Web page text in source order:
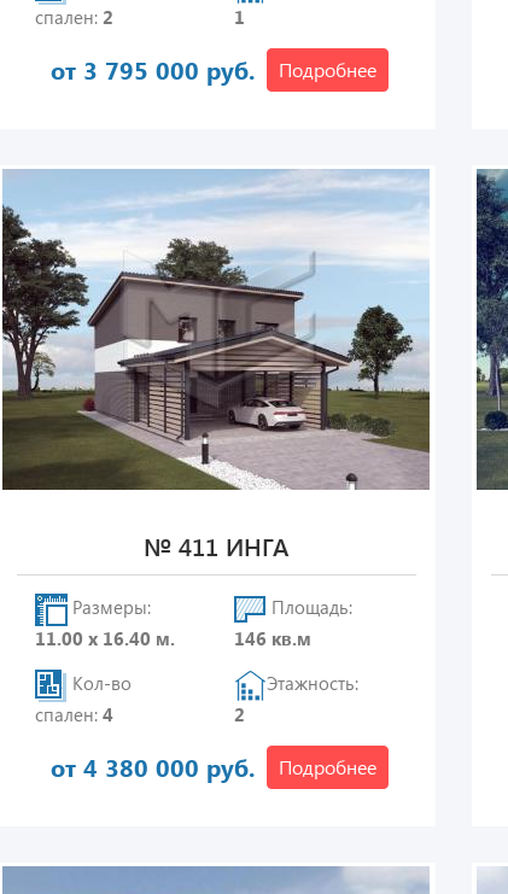
спален: 2
1
от 3 795 000 руб. Подробнее
№ 411 ИНГА
Размеры:
11.00 х 16.40 м.
Кол-во
спален: 4
Площадь:
146 кв.м
Этажность:
2
от 4 380 000 руб. Подробнее